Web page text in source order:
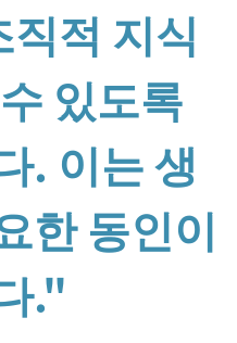
적 지식
있도록
. 이는 생
한 동인이
."